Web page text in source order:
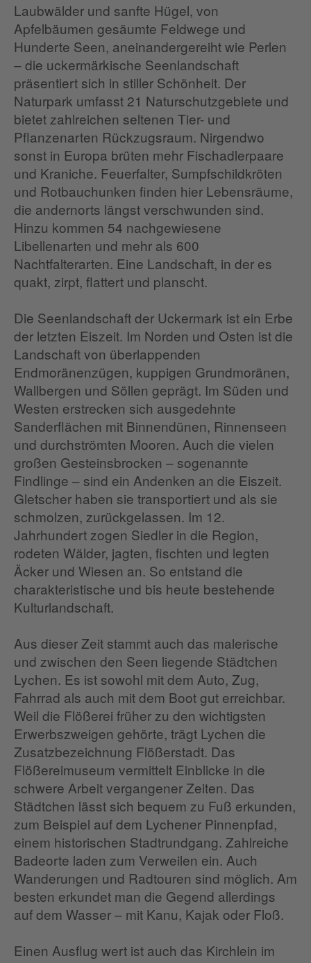
Laubwälder und sanfte Hügel, von
Apfelbäumen gesäumte Feldwege und
Hunderte Seen, aneinandergereiht wie Perlen
– die uckermärkische Seenlandschaft
präsentiert sich in stiller Schönheit. Der
Naturpark umfasst 21 Naturschutzgebiete und
bietet zahlreichen seltenen Tier- und
Pflanzenarten Rückzugsraum. Nirgendwo
sonst in Europa brüten mehr Fischadlerpaare
und Kraniche. Feuerfalter, Sumpfschildkröten
und Rotbauchunken finden hier Lebensräume,
die andernorts längst verschwunden sind.
Hinzu kommen 54 nachgewiesene
Libellenarten und mehr als 600
Nachtfalterarten. Eine Landschaft, in der es
quakt, zirpt, flattert und planscht.
Die Seenlandschaft der Uckermark ist ein Erbe
der letzten Eiszeit. Im Norden und Osten ist die
Landschaft von überlappenden
Endmoränenzügen, kuppigen Grundmoränen,
Wallbergen und Söllen geprägt. Im Süden und
Westen erstrecken sich ausgedehnte
Sanderflächen mit Binnendünen, Rinnenseen
und durchströmten Mooren. Auch die vielen
großen Gesteinsbrocken – sogenannte
Findlinge – sind ein Andenken an die Eiszeit.
Gletscher haben sie transportiert und als sie
schmolzen, zurückgelassen. Im 12.
Jahrhundert zogen Siedler in die Region,
rodeten Wälder, jagten, fischten und legten
Äcker und Wiesen an. So entstand die
charakteristische und bis heute bestehende
Kulturlandschaft.
Aus dieser Zeit stammt auch das malerische
und zwischen den Seen liegende Städtchen
Lychen. Es ist sowohl mit dem Auto, Zug,
Fahrrad als auch mit dem Boot gut erreichbar.
Weil die Flößerei früher zu den wichtigsten
Erwerbszweigen gehörte, trägt Lychen die
Zusatzbezeichnung Flößerstadt. Das
Flößereimuseum vermittelt Einblicke in die
schwere Arbeit vergangener Zeiten. Das
Städtchen lässt sich bequem zu Fuß erkunden,
zum Beispiel auf dem Lychener Pinnenpfad,
einem historischen Stadtrundgang. Zahlreiche
Badeorte laden zum Verweilen ein. Auch
Wanderungen und Radtouren sind möglich. Am
besten erkundet man die Gegend allerdings
auf dem Wasser – mit Kanu, Kajak oder Floß.
Einen Ausflug wert ist auch das Kirchlein im